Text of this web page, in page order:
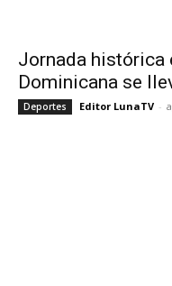
Jornada histórica
Dominicana se
Deportes Editor LunaTV -